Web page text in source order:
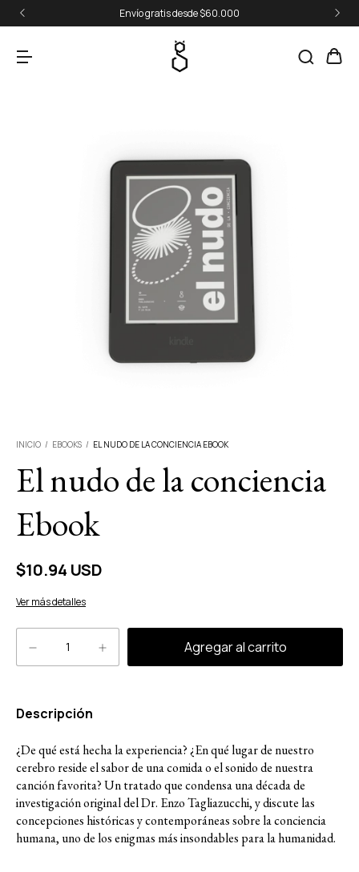
Envío gratis desde $60.000
INICIO / EBOOKS / EL NUDO DE LA CONCIENCIA EBOOK
El nudo de la conciencia
Ebook
$10.94 USD
Ver más detalles
Descripción
¿De qué está hecha la experiencia? ¿En qué lugar de nuestro
cerebro reside el sabor de una comida o el sonido de nuestra
canción favorita? Un tratado que condensa una década de
investigación original del Dr. Enzo Tagliazucchi, y discute las
concepciones históricas y contemporáneas sobre la conciencia
humana, uno de los enigmas más insondables para la humanidad.